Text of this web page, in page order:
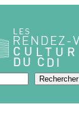
Rechercher